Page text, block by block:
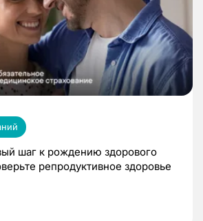
шаг к рождению здорового
репродуктивное здоровье